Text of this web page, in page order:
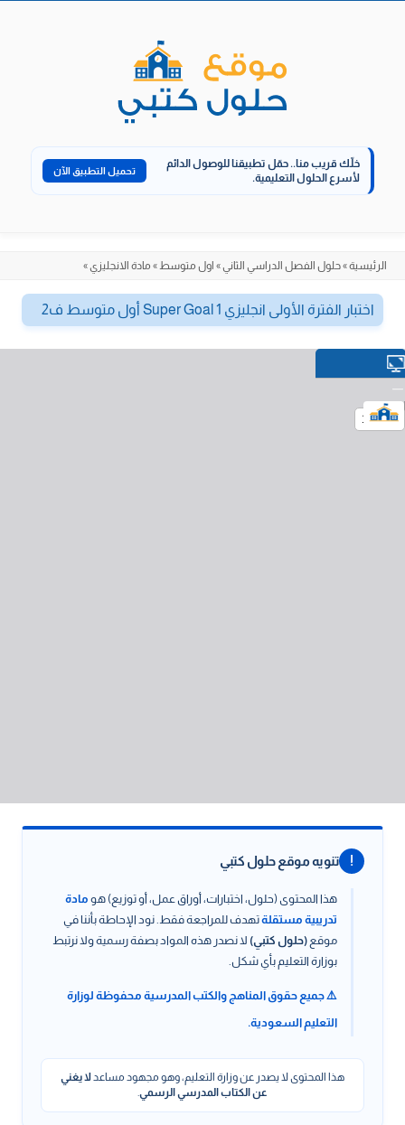
خلّك قريب منا.. حمّل تطبيقنا للوصول الدائم
لأسرع الحلول التعليمية.
تحميل التطبيق الآن
الرئيسية»حلول الفصل الدراسي الثاني» اول متوسط» مادة الانجليزي»
اختبار الفترة الأولى انجليزي Super Goal 1 أول متوسط ف2
! تنويه موقع حلول كتبي
هذا المحتوى (حلول، اختبارات، أوراق عمل، أو توزيع) هو مادة
تدريبية مستقلةتهدف للمراجعة فقط. نود الإحاطة بأننا في
موقع (حلول كتبي) لا نصدر هذه المواد بصفة رسمية ولا نرتبط
بوزارة التعليم بأي شكل.
⚠️ جميع حقوق المناهج والكتب المدرسية محفوظة لوزارة
التعليم السعودية.
هذا المحتوى لا يصدر عن وزارة التعليم، وهو مجهود مساعدلا يغني
عن الكتاب المدرسي الرسمي.